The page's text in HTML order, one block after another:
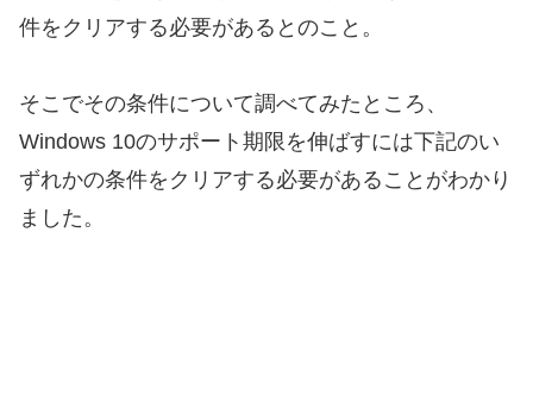
件をクリアする必要があるとのこと。
そこでその条件について調べてみたところ、
Windows 10のサポート期限を伸ばすには下記のい
ずれかの条件をクリアする必要があることがわかり
ました。